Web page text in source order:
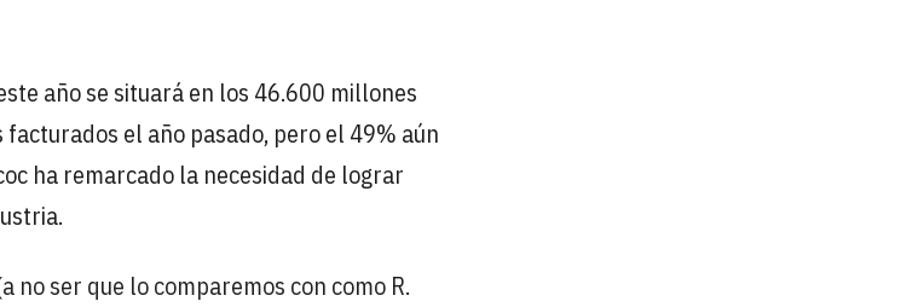
año se situará en los 46.600 millones
el año pasado, pero el 49% aún
ha remarcado la necesidad de lograr
no ser que lo comparemos con como R.